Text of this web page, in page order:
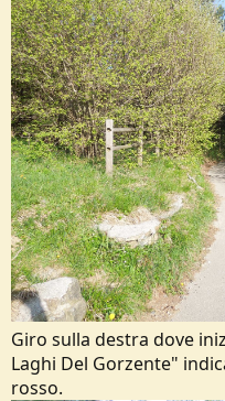
Giro sulla destra dove
Laghi Del Gorzente"
rosso.